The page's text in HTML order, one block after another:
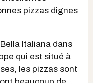
pizzas dignes
Italiana dans
qui est situé à
les pizzas sont